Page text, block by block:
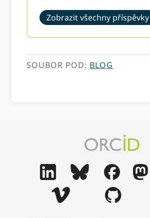
Zobrazit všechny příspěvky
SOUBOR POD: BLOG